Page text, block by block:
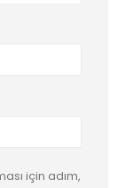
için adım,